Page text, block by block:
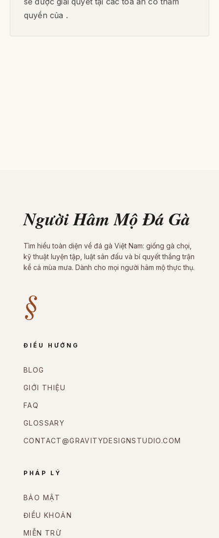
quyền của .
Người Hâm Mộ Đá Gà
Tìm hiểu toàn diện về đá gà Việt Nam: giống gà chọi,
kỹ thuật luyện tập, luật sân đấu và bí quyết thắng trận
kể cả mùa mưa. Dành cho mọi người hâm mộ thực thụ.
§
ĐIỀU HƯỚNG
BLOG
GIỚI THIỆU
FAQ
GLOSSARY
CONTACT@GRAVITYDESIGNSTUDIO.COM
PHÁP LÝ
BẢO MẬT
ĐIỀU KHOẢN
MIỄN TRỪ